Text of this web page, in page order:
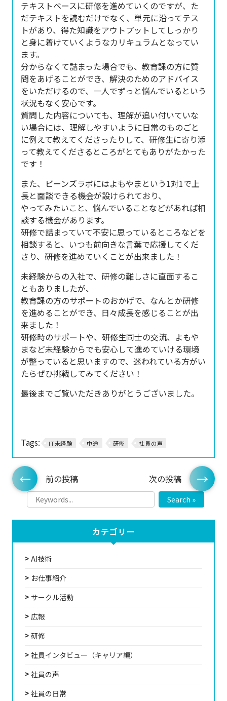
テキストベースに研修を進めていくのですが、た
だテキストを読むだけでなく、単元に沿ってテス
トがあり、得た知識をアウトプットしてしっかり
と身に着けていくようなカリキュラムとなってい
ます。
分からなくて詰まった場合でも、教育課の方に質
問をあげることができ、解決のためのアドバイス
をいただけるので、一人でずっと悩んでいるという
状況もなく安心です。
質問した内容についても、 理解が追い付いていな
い場合には、理解しやすいように日常のものごと
に例えて教えてくださったりして、 研修生に寄り添
って教えてくださるところがとてもありがたかった
です！
また、ビーンズラボにはよもやまという1対1で上
長と面談できる機会が設けられており、
やってみたいこと、悩んでいることなどがあれば相
談する機会があります。
研修で詰まっていて不安に思っているところなどを
相談すると、いつも前向きな言葉で応援してくだ
さり、 研修を進めていくことが出来ました！
未経験からの入社で、研修の難しさに直面するこ
ともありましたが、
教育課の方のサポートのおかげで、 なんとか研修
を進めることができ、日々成長を感じることが出
来ました！
研修時のサポートや、研修生同士の交流、よもや
まなど未経験からでも安心して進めていける環境
が整っていると思いますので、迷われている方がい
たらぜひ挑戦してみてください！
最後までご覧いただきありがとうございました。
Tags: IT未経験 中途 研修 社員の声
前の投稿 次の投稿
Search »
カテゴリー
AI技術
お仕事紹介
サークル活動
広報
研修
社員インタビュー（キャリア編）
社員の声
社員の日常